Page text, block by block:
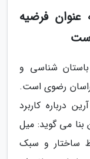
فرضیه
شناسی و
رضوی است.
درباره کاربرد
بنا می گوید: میل
ساختار و سبک